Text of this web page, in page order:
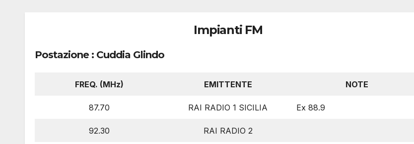
Impianti FM
Postazione : Cuddia Glindo
FREQ. (MHz) EMITTENTE NOTE
87.70 RAI RADIO 1 SICILIA Ex 88.9
92.30 RAI RADIO 2